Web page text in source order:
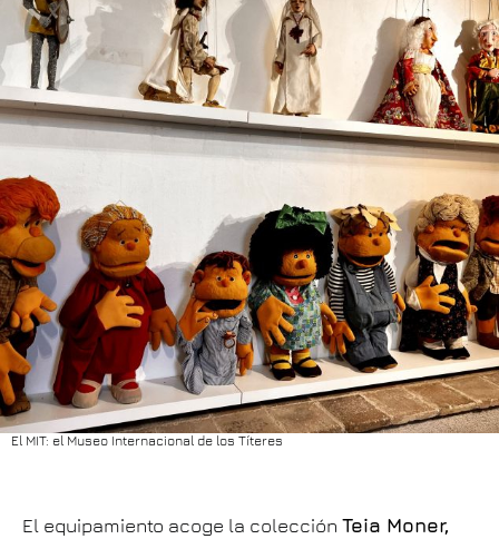
El MIT: el Museo Internacional de los Títeres
El equipamiento acoge la colección Teia Moner,